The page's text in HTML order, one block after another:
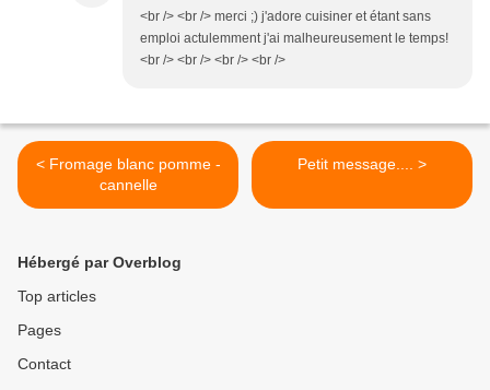
<br /> <br /> merci ;) j'adore cuisiner et étant sans
emploi actulemment j'ai malheureusement le temps!
<br /> <br /> <br /> <br />
< Fromage blanc pomme -
cannelle
Petit message.... >
Hébergé par Overblog
Top articles
Pages
Contact